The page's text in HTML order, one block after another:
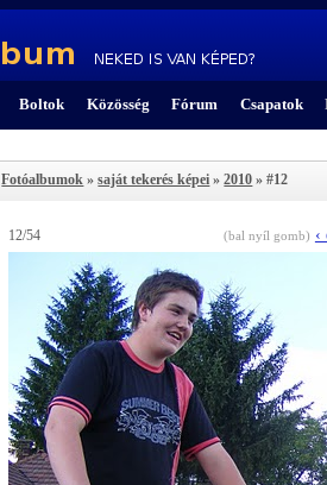
Boltok Közösség Fórum Csapatok
Fotóalbumok »saját tekerés képei »2010 » #12
12/54 (bal nyíl gomb) ‹